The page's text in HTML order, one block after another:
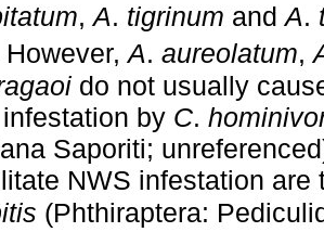
,A. tigrinum andA.
However,A. aureolatum,
do not usually
by C.
Saporiti;
NWS infestation are
(Phthiraptera: